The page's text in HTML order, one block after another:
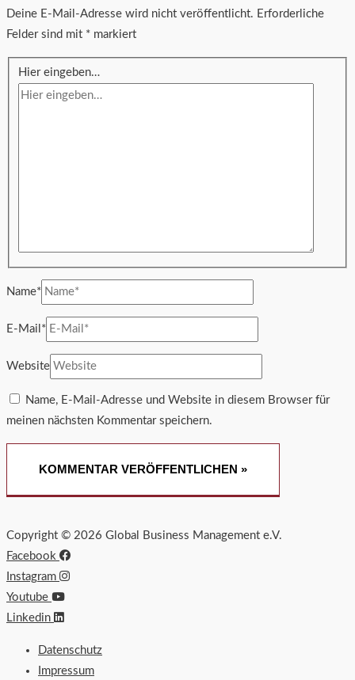
Deine E-Mail-Adresse wird nicht veröffentlicht. Erforderliche
Felder sind mit * markiert
Hier eingeben…
Name*
E-Mail*
Website
Name, E-Mail-Adresse und Website in diesem Browser für
meinen nächsten Kommentar speichern.
Copyright © 2026 Global Business Management e.V.
Facebook
Instagram
Youtube
Linkedin
Datenschutz
Impressum